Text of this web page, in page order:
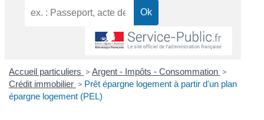
Accueil particuliers > Argent - Impôts - Consommation >
Crédit immobilier > Prêt épargne logement à partir d'un plan
épargne logement (PEL)